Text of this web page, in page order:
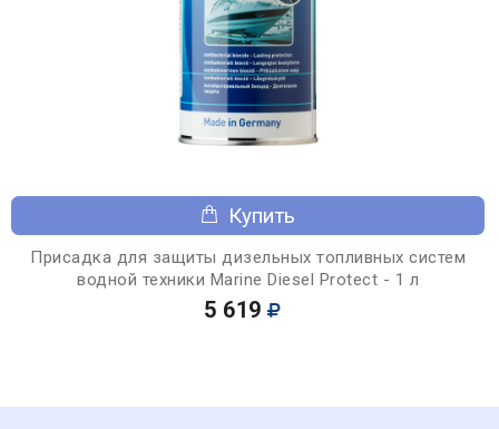
Купить
Присадка для защиты дизельных топливных систем
водной техники Marine Diesel Protect - 1 л
5 619